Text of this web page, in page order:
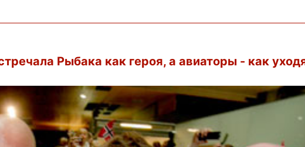
Рыбака как героя, а авиаторы - как